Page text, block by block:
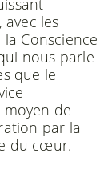
les
Conscience
nous parle
que le
moyen de
par la
du cœur.